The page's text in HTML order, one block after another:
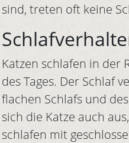
sind, treten oft keine
Katzen schlafen in der
des Tages. Der Schlaf
flachen Schlafs und
sich die Katze auch
schlafen mit